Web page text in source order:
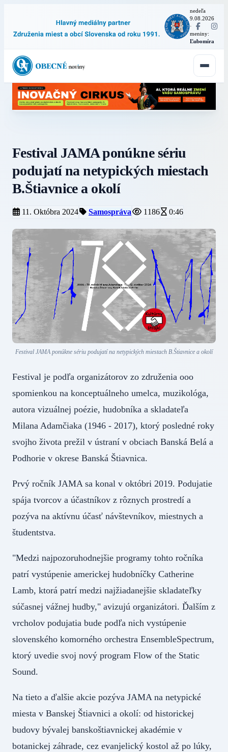
nedeľa
9.08.2026
·
meniny:
Ľubomíra
Festival JAMA ponúkne sériu
podujatí na netypických miestach
B.Štiavnice a okolí
11. Októbra 2024 Samospráva 1186 0:46
Festival JAMA ponúkne sériu podujatí na netypických miestach B.Štiavnice a okolí
Festival je podľa organizátorov zo združenia ooo
spomienkou na konceptuálneho umelca, muzikológa,
autora vizuálnej poézie, hudobníka a skladateľa
Milana Adamčiaka (1946 - 2017), ktorý posledné roky
svojho života prežil v ústraní v obciach Banská Belá a
Podhorie v okrese Banská Štiavnica.
Prvý ročník JAMA sa konal v októbri 2019. Podujatie
spája tvorcov a účastníkov z rôznych prostredí a
pozýva na aktívnu účasť návštevníkov, miestnych a
študentstva.
"Medzi najpozoruhodnejšie programy tohto ročníka
patrí vystúpenie americkej hudobníčky Catherine
Lamb, ktorá patrí medzi najžiadanejšie skladateľky
súčasnej vážnej hudby," avizujú organizátori. Ďalším z
vrcholov podujatia bude podľa nich vystúpenie
slovenského komorného orchestra EnsembleSpectrum,
ktorý uvedie svoj nový program Flow of the Static
Sound.
Na tieto a ďalšie akcie pozýva JAMA na netypické
miesta v Banskej Štiavnici a okolí: od historickej
budovy bývalej banskoštiavnickej akadémie v
botanickej záhrade, cez evanjelický kostol až po lúky,